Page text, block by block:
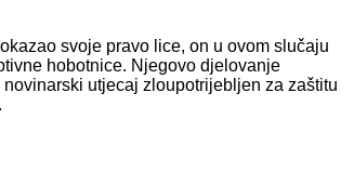
svoje pravo lice, on u ovom slučaju
hobotnice. Njegovo djelovanje
utjecaj zloupotrijebljen za zaštitu